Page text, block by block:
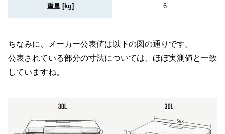
重量 [kg] 6
ちなみに、メーカー公表値は以下の図の通りです。
公表されている部分の寸法については、ほぼ実測値と一致
していますね。